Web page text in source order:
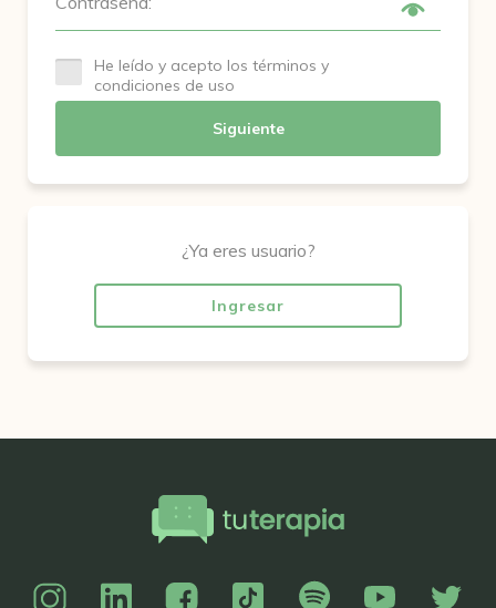
He leído y acepto los términos y
condiciones de uso
Siguiente
¿Ya eres usuario?
Ingresar